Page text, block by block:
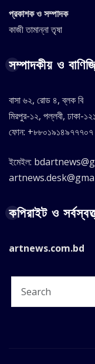
প্রকাশক ও সম্পাদক
কাজী তামান্না তৃষা
সম্পাদকীয় ও
বাসা ৬২, রোড ৪, ব্লক বি
মিরপুর-১২, পল্লবী, ঢাকা-
ফোন: +৮৮০১৯১৪৯৭৭৭০৭
ইমেইল:
কপিরাইট ও
artnews.com.bd